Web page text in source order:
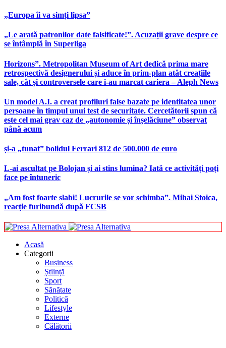
„Europa îi va simți lipsa”
„Le arată patronilor date falsificate!”. Acuzații grave despre ce
se întâmplă în Superliga
Horizons”. Metropolitan Museum of Art dedică prima mare
retrospectivă designerului și aduce în prim-plan atât creațiile
sale, cât și controversele care i-au marcat cariera – Aleph News
Un model A.I. a creat profiluri false bazate pe identitatea unor
persoane în timpul unui test de securitate. Cercetătorii spun că
este cel mai grav caz de „autonomie și înșelăciune” observat
până acum
și-a „tunat” bolidul Ferrari 812 de 500.000 de euro
L-ai ascultat pe Bolojan și ai stins lumina? Iată ce activități poți
face pe întuneric
„Am fost foarte slabi! Lucrurile se vor schimba”. Mihai Stoica,
reacție furibundă după FCSB
Acasă
Categorii
Business
Știință
Sport
Sănătate
Politică
Lifestyle
Externe
Călătorii